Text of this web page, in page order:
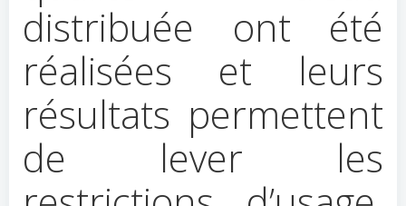
distribuée ont été
réalisées et leurs
résultats permettent
de lever les